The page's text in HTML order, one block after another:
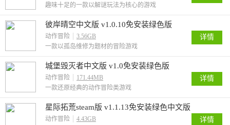
趣味十足的一款以解谜玩法为核心的游戏
彼岸晴空中文版 v1.0.10免安装绿色版
动作冒险
3.56GB
一款以孤岛维修为题材的冒险游戏
详情
城堡毁灭者中文版 v1.0免安装绿色版
动作冒险
171.44MB
一款还原经典的动作冒险类游戏
详情
星际拓荒steam版 v1.1.13免安装绿色中文版
动作冒险
4.43GB
详情